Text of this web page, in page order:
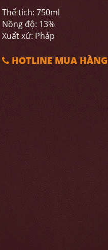
Thể tích: 750ml
Nồng độ: 13%
Xuất xứ: Pháp
HOTLINE MUA